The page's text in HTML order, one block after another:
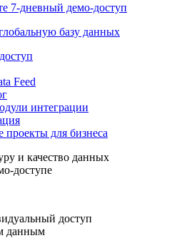
7-дневный демо-доступ
базу данных
Feed
интеграции
проекты для бизнеса
и качество данных
доступе
доступ
данным